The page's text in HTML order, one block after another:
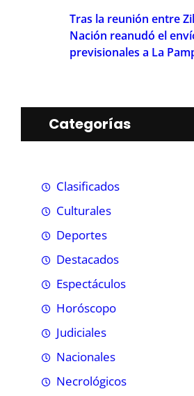
Tras la reunión entre
Nación reanudó el
previsionales a La
Categorías
Clasificados
Culturales
Deportes
Destacados
Espectáculos
Horóscopo
Judiciales
Nacionales
Necrológicos